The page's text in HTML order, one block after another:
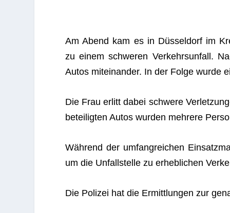
Am Abend kam es in Düs­sel­dorf im
zu einem schwe­ren Ver­kehrs­un­fall.
Autos mit­ein­an­der. In der Folge wurde
Die Frau erlitt dabei schwere
betei­lig­ten Autos wur­den meh­rere
Wäh­rend der umfang­rei­chen
um die Unfall­stelle zu erheb­li­chen
Die Poli­zei hat die Ermitt­lun­gen zur